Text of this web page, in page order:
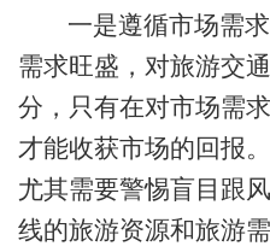
一是遵循市场需
需求旺盛，对旅游交
分，只有在对市场需
才能收获市场的回报
尤其需要警惕盲目跟
线的旅游资源和旅游